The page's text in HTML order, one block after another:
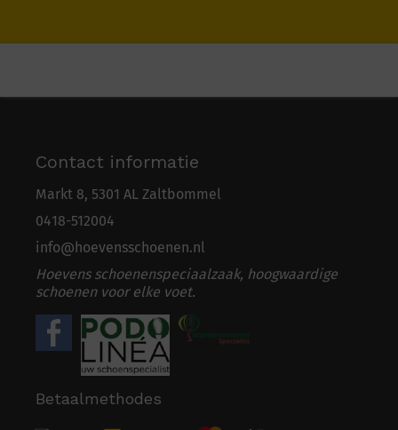
Contact informatie
Markt 8, 5301 AL Zaltbommel
0418-512004
info@hoevensschoenen.nl
Hoevens schoenenspeciaalzaak, hoogwaardige
schoenen voor elke voet.
Betaalmethodes